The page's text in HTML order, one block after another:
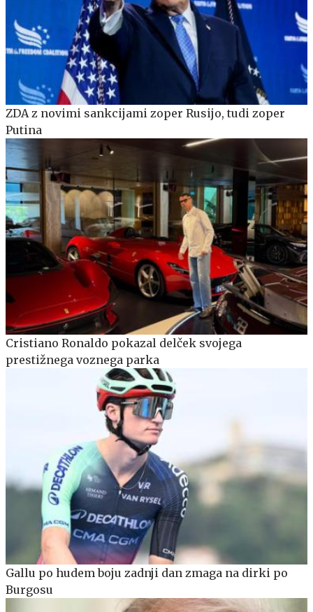
ZDA z novimi sankcijami zoper Rusijo, tudi zoper
Putina
Cristiano Ronaldo pokazal delček svojega
prestižnega voznega parka
Gallu po hudem boju zadnji dan zmaga na dirki po
Burgosu